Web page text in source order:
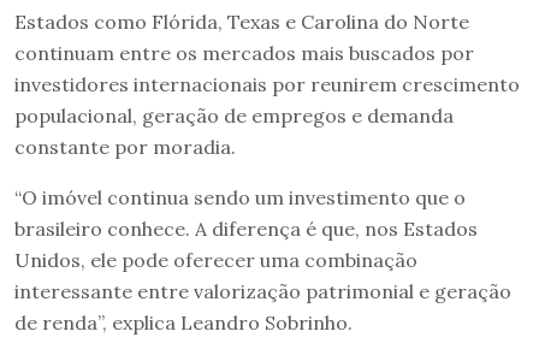
Estados como Flórida, Texas e Carolina do Norte
continuam entre os mercados mais buscados por
investidores internacionais por reunirem crescimento
populacional, geração de empregos e demanda
constante por moradia.
“O imóvel continua sendo um investimento que o
brasileiro conhece. A diferença é que, nos Estados
Unidos, ele pode oferecer uma combinação
interessante entre valorização patrimonial e geração
de renda”, explica Leandro Sobrinho.